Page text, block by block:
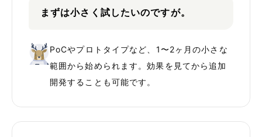
まずは小さく試したいのですが。
PoCやプロトタイプなど、1〜2ヶ月の小さな
範囲から始められます。効果を見てから追加
開発することも可能です。